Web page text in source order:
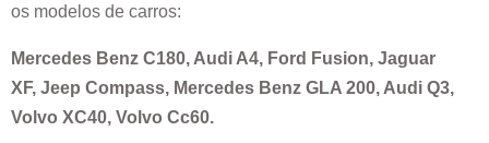
os modelos de carros:
Mercedes Benz C180, Audi A4, Ford Fusion, Jaguar
XF, Jeep Compass, Mercedes Benz GLA 200, Audi Q3,
Volvo XC40, Volvo Cc60.